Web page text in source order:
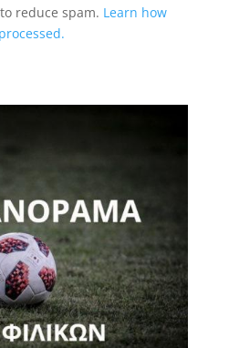
reduce spam. Learn how